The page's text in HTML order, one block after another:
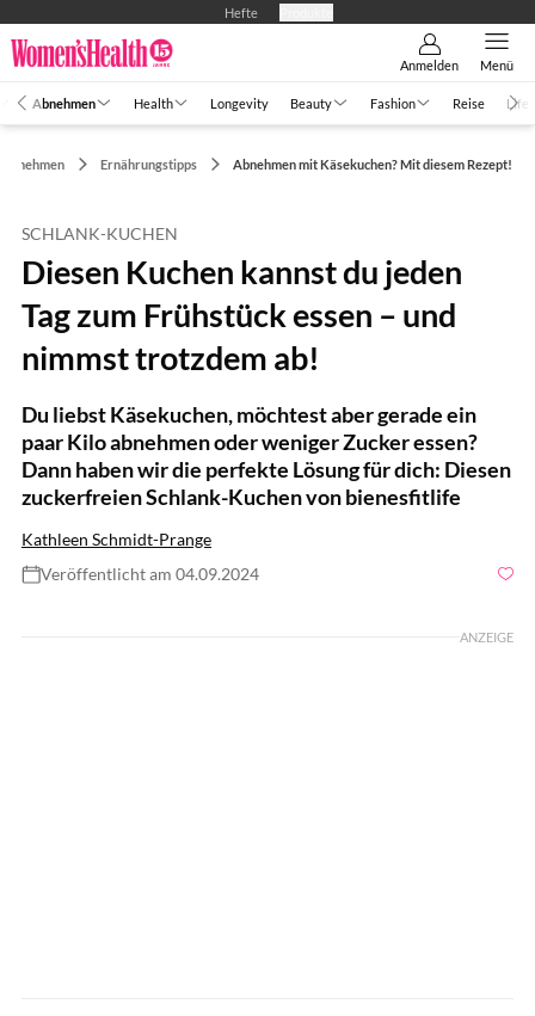
Hefte
Anmelden Menü
Abnehmen Health Longevity Beauty Fashion Reise Life
Abnehmen Ernährungstipps Abnehmen mit Käsekuchen? Mit diesem Rezept!
SCHLANK-KUCHEN
Diesen Kuchen kannst du jeden
Tag zum Frühstück essen – und
nimmst trotzdem ab!
Du liebst Käsekuchen, möchtest aber gerade ein
paar Kilo abnehmen oder weniger Zucker essen?
Dann haben wir die perfekte Lösung für dich: Diesen
zuckerfreien Schlank-Kuchen von bienesfitlife
Kathleen Schmidt-Prange
Veröffentlicht am 04.09.2024
ANZEIGE